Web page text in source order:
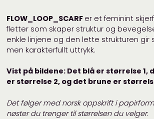
FLOW_LOOP_SCARF er et feminint
fletter som skaper struktur og
enkle linjene og den lette strukturen gir
men karakterfullt uttrykk.
Vist på bildene: Det blå er størrelse
er størrelse 2, og det brune er
Det følger med norsk oppskrift i
nøster du trenger til størrelsen du velger.